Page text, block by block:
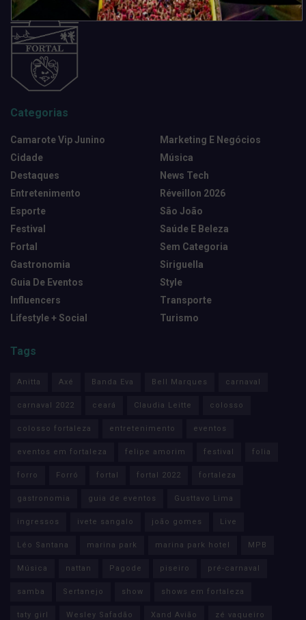
Categorias
Camarote Vip Junino
Cidade
Destaques
Entretenimento
Esporte
Festival
Fortal
Gastronomia
Guia De Eventos
Influencers
Lifestyle + Social
Marketing E Negócios
Música
News Tech
Réveillon 2026
São João
Saúde E Beleza
Sem Categoria
Siriguella
Style
Transporte
Turismo
Tags
Anitta Axé Banda Eva Bell Marques carnaval
carnaval 2022 ceará Claudia Leitte colosso
colosso fortaleza entretenimento eventos
eventos em fortaleza felipe amorim festival folia
forro Forró fortal fortal 2022 fortaleza
gastronomia guia de eventos Gusttavo Lima
ingressos ivete sangalo joão gomes Live
Léo Santana marina park marina park hotel MPB
Música nattan Pagode piseiro pré-carnaval
samba Sertanejo show shows em fortaleza
taty girl Wesley Safadão Xand Avião zé vaqueiro